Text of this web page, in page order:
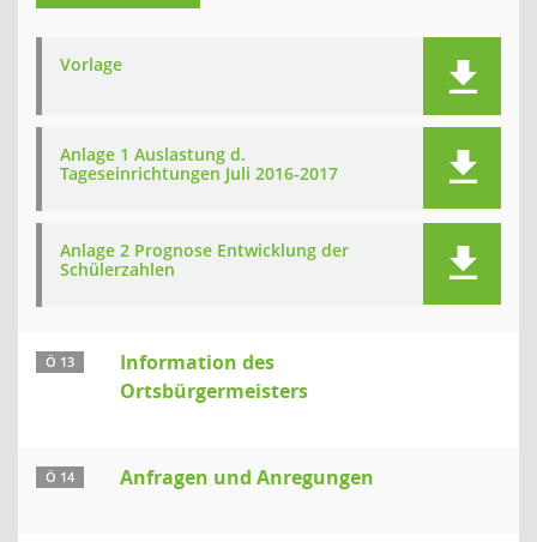
Vorlage
Anlage 1 Auslastung d.
Tageseinrichtungen Juli 2016-2017
Anlage 2 Prognose Entwicklung der
Schülerzahlen
Ö 13
Information des
Ortsbürgermeisters
Ö 14 Anfragen und Anregungen